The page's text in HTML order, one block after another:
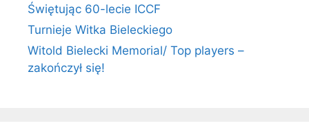
Świętując 60-lecie ICCF
Turnieje Witka Bieleckiego
Witold Bielecki Memorial/ Top players –
zakończył się!